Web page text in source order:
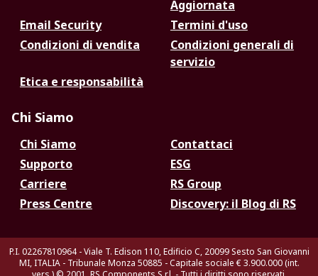
Aggiornata
Email Security
Termini d'uso
Condizioni di vendita
Condizioni generali di
servizio
Etica e responsabilità
Chi Siamo
Chi Siamo
Contattaci
Supporto
ESG
Carriere
RS Group
Press Centre
Discovery: il Blog di RS
P.I. 02267810964 - Viale T. Edison 110, Edificio C, 20099 Sesto San Giovanni
MI, ITALIA - Tribunale Monza 50885 - Capitale sociale € 3.900.000 (int.